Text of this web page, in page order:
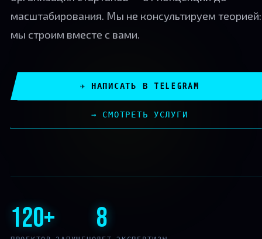
масштабирования. Мы не консультируем теорией:
мы строим вместе с вами.
✈ НАПИСАТЬ В TELEGRAM
→ СМОТРЕТЬ УСЛУГИ
120+ 8